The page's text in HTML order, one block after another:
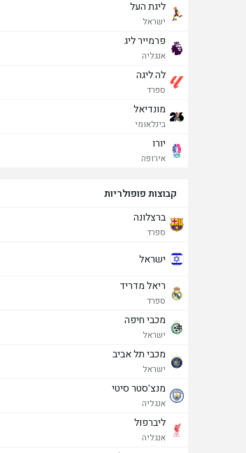
ליגת העל
ישראל
פרמייר ליג
אנגליה
לה ליגה
ספרד
מונדיאל
בינלאומי
יורו
אירופה
קבוצות פופולריות
ברצלונה
ספרד
ישראל
ריאל מדריד
ספרד
מכבי חיפה
ישראל
מכבי תל אביב
ישראל
מנצ'סטר סיטי
אנגליה
ליברפול
אנגליה